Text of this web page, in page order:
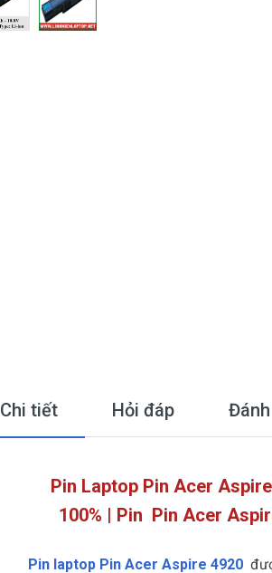
Chi tiết Hỏi đáp
Pin Laptop Pin Acer
100% | Pin Pin Acer
Pin laptop Pin Acer Aspire 4920